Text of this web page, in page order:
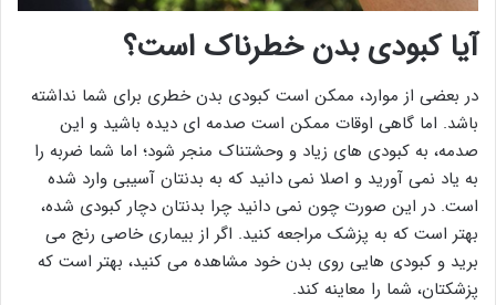
آیا کبودی بدن خطرناک است؟
در بعضی از موارد، ممکن است کبودی بدن خطری برای شما نداشته
باشد. اما گاهی اوقات ممکن است صدمه ای دیده باشید و این
صدمه، به کبودی های زیاد و وحشتناک منجر شود؛ اما شما ضربه را
به یاد نمی آورید و اصلا نمی دانید که به بدنتان آسیبی وارد شده
است. در این صورت چون نمی دانید چرا بدنتان دچار کبودی شده،
بهتر است که به پزشک مراجعه کنید. اگر از بیماری خاصی رنج می
برید و کبودی هایی روی بدن خود مشاهده می کنید، بهتر است که
پزشکتان، شما را معاینه کند.